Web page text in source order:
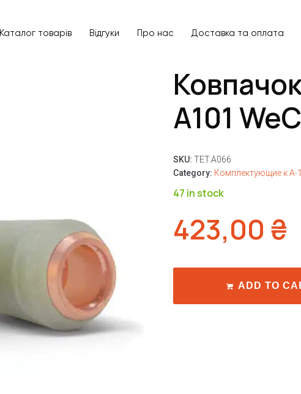
Каталог товарів Відгуки Про нас Доставка та оплата
A101
SKU: TET.A066
Category: Комплектующие к A-
47 in stock
423,00 ₴
ADD TO